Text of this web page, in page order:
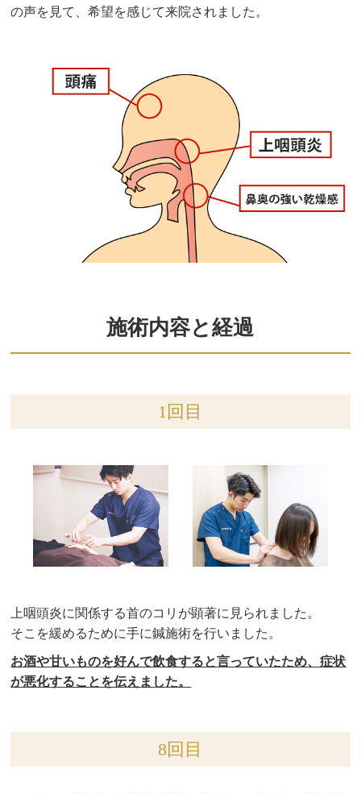
の声を見て、希望を感じて来院されました。
施術内容と経過
1回目
上咽頭炎に関係する首のコリが顕著に見られました。
そこを緩めるために手に鍼施術を行いました。
お酒や甘いものを好んで飲食すると言っていたため、症状
が悪化することを伝えました。
8回目